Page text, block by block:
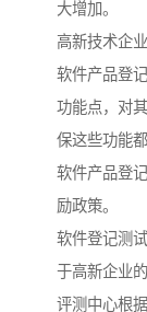
大增加。
高新技术企
软件产品登
功能点，对
保这些功能
软件产品登
励政策。
软件登记测
于高新企业的
评测中心根